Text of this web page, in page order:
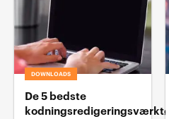
DOWNLOADS
De 5 bedste
kodningsredigeringsværktøj